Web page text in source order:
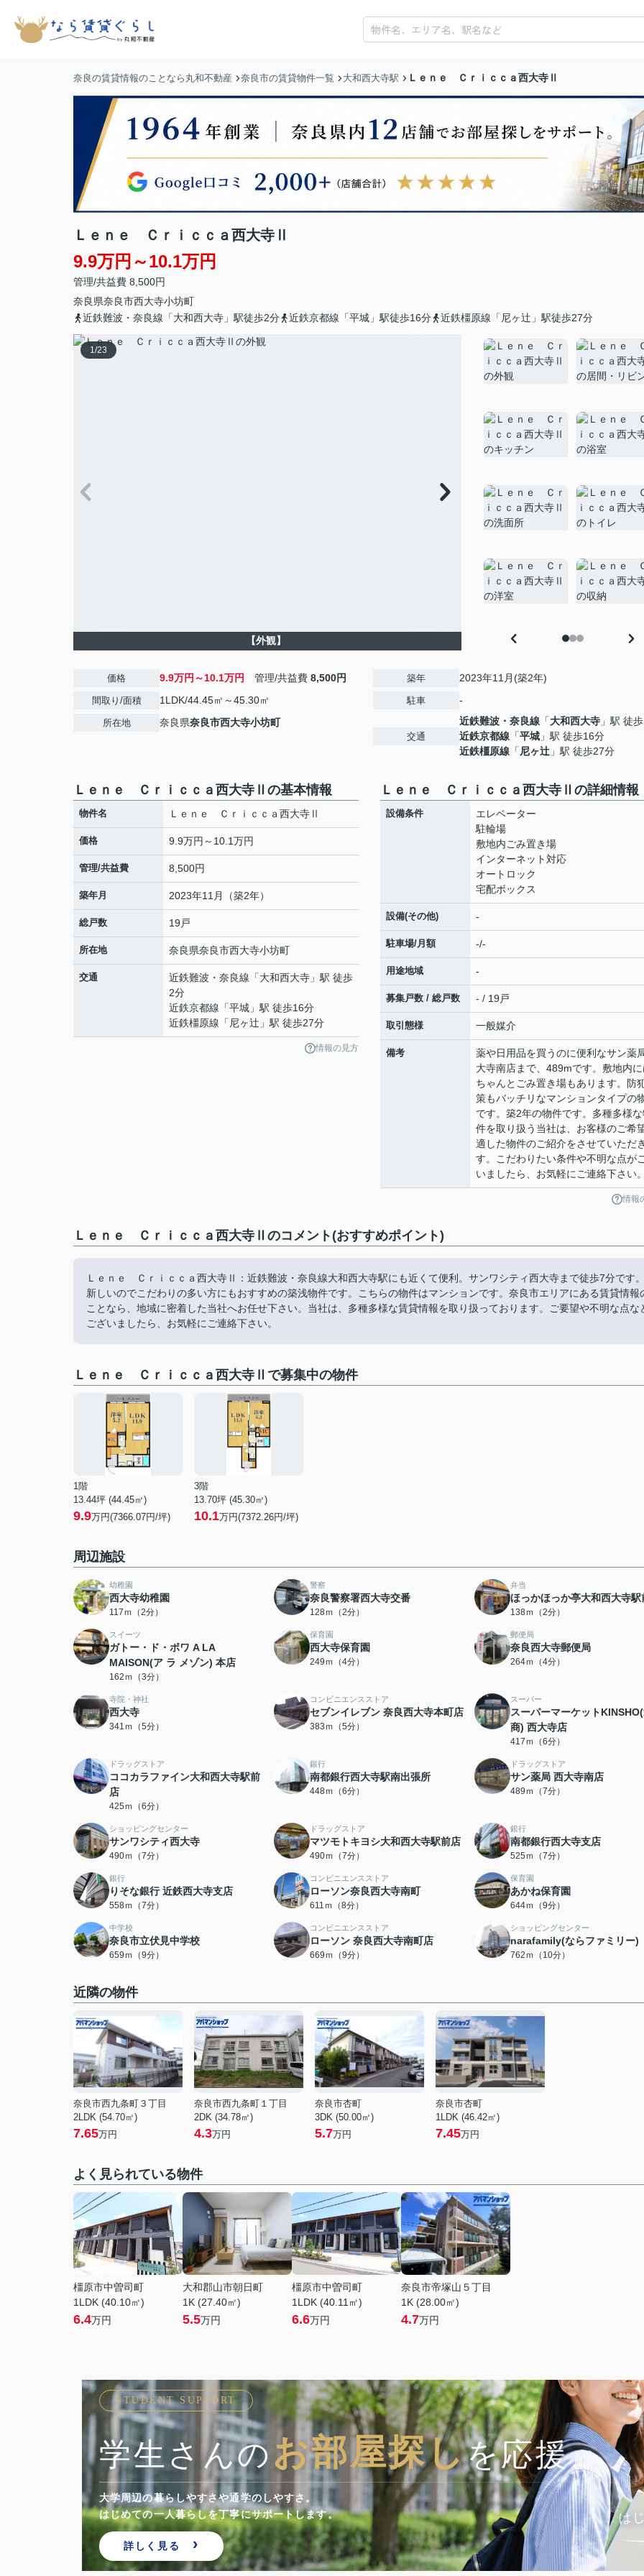
奈良の賃貸情報のことなら丸和不動産 奈良市の賃貸物件一覧 大和西大寺駅 Ｌｅｎｅ Ｃｒｉｃｃａ西大寺Ⅱ
Ｌｅｎｅ Ｃｒｉｃｃａ西大寺Ⅱ
9.9万円～10.1万円
管理/共益費 8,500円
奈良県奈良市西大寺小坊町
近鉄難波・奈良線「大和西大寺」駅徒歩2分
近鉄京都線「平城」駅徒歩16分 近鉄橿原線「尼ヶ辻」駅徒歩27分
1 /23
【外観】
価格 9.9万円～10.1万円 管理/共益費 8,500円
間取り/面積 1LDK/44.45㎡～45.30㎡
所在地 奈良県奈良市西大寺小坊町
築年 2023年11月(築2年)
駐車 -
交通
近鉄難波・奈良線 「大和西大寺 」駅 徒
近鉄京都線 「平城 」駅 徒歩16分
近鉄橿原線 「 尼ヶ辻 」駅 徒歩27分
Ｌｅｎｅ Ｃｒｉｃｃａ西大寺Ⅱの基本情報
物件名 Ｌｅｎｅ Ｃｒｉｃｃａ西大寺Ⅱ
価格 9.9万円～10.1万円
管理/共益費 8,500円
築年月 2023年11月（築2年）
総戸数 19戸
所在地 奈良県奈良市西大寺小坊町
交通 近鉄難波・奈良線 「大和西大寺 」駅 徒歩
2分
近鉄京都線 「平城 」駅 徒歩16分
近鉄橿原線 「 尼ヶ辻 」駅 徒歩27分
情報の見方
Ｌｅｎｅ Ｃｒｉｃｃａ西大寺Ⅱの詳細情報
設備条件
エレベーター
駐輪場
敷地内ごみ置き場
インターネット対応
オートロック
宅配ボックス
設備(その他) -
駐車場/月額 -/-
用途地域 -
募集戸数 / 総戸数 - / 19戸
取引態様 一般媒介
備考
薬や日用品を買うのに便利なサン薬
大寺南店まで、489mです。敷地内
ちゃんとごみ置き場もあります。防
策もバッチリなマンションタイプの
です。築2年の物件です。多種多様
件を取り扱う当社は、お客様のご希
適した物件のご紹介をさせていただ
す。こだわりたい条件や不明な点が
いましたら、お気軽にご連絡下さい
情報
Ｌｅｎｅ Ｃｒｉｃｃａ西大寺Ⅱのコメント(おすすめポイント)
Ｌｅｎｅ Ｃｒｉｃｃａ西大寺Ⅱ：近鉄難波・奈良線大和西大寺駅にも近くて便利。サンワシティ西大寺まで徒歩7分です
新しいのでこだわりの多い方にもおすすめの築浅物件です。こちらの物件はマンションです。奈良市エリアにある賃貸情報
ことなら、地域に密着した当社へお任せ下さい。当社は、多種多様な賃貸情報を取り扱っております。ご要望や不明な点な
ございましたら、お気軽にご連絡下さい。
Ｌｅｎｅ Ｃｒｉｃｃａ西大寺Ⅱで募集中の物件
1階
13.44坪 (44.45㎡)
9.9万円(7366.07円/坪)
3階
13.70坪 (45.30㎡)
10.1万円(7372.26円/坪)
周辺施設
幼稚園
西大寺幼稚園
117ｍ（2分）
警察
奈良警察署西大寺交番
128ｍ（2分）
弁当
ほっかほっか亭大和西大寺駅
138ｍ（2分）
スイーツ
ガトー・ド・ボワ A LA
MAISON(ア ラ メゾン) 本店
162ｍ（3分）
保育園
西大寺保育園
249ｍ（4分）
郵便局
奈良西大寺郵便局
264ｍ（4分）
寺院・神社
西大寺
341ｍ（5分）
コンビニエンスストア
セブンイレブン 奈良西大寺本町店
383ｍ（5分）
スーパー
スーパーマーケット
商) 西大寺店
417ｍ（6分）
ドラッグストア
ココカラファイン大和西大寺駅前
店
425ｍ（6分）
銀行
南都銀行西大寺駅南出張所
448ｍ（6分）
ドラッグストア
サン薬局 西大寺南店
489ｍ（7分）
ショッピングセンター
サンワシティ西大寺
490ｍ（7分）
ドラッグストア
マツモトキヨシ大和西大寺駅前店
490ｍ（7分）
銀行
南都銀行西大寺支店
525ｍ（7分）
銀行
りそな銀行 近鉄西大寺支店
558ｍ（7分）
コンビニエンスストア
ローソン奈良西大寺南町
611ｍ（8分）
保育園
あかね保育園
644ｍ（9分）
中学校
奈良市立伏見中学校
659ｍ（9分）
コンビニエンスストア
ローソン 奈良西大寺南町店
669ｍ（9分）
ショッピングセンター
narafamily(ならファミリー)
762ｍ（10分）
近隣の物件
奈良市西九条町３丁目
2LDK (54.70㎡)
7.65万円
奈良市西九条町１丁目
2DK (34.78㎡)
4.3万円
奈良市杏町
3DK (50.00㎡)
5.7万円
奈良市杏町
1LDK (46.42㎡)
7.45万円
よく見られている物件
橿原市中曽司町
1LDK (40.10㎡)
6.4万円
大和郡山市朝日町
1K (27.40㎡)
5.5万円
橿原市中曽司町
1LDK (40.11㎡)
6.6万円
奈良市帝塚山５丁目
1K (28.00㎡)
4.7万円
STUDENT SUPPORT
学生さんの お部屋探しを応援
大学周辺の暮らしやすさや通学のしやすさ。
はじめての一人暮らしを丁寧にサポートします。
詳しく見る
は